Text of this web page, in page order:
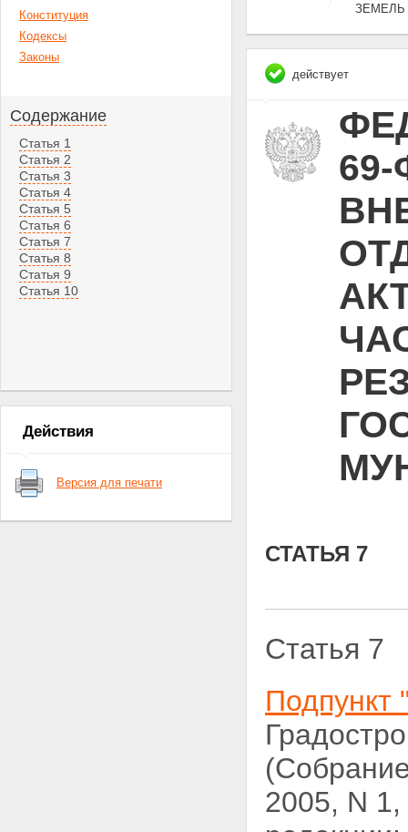
Конституция
Кодексы
Законы
Содержание
Статья 1
Статья 2
Статья 3
Статья 4
Статья 5
Статья 6
Статья 7
Статья 8
Статья 9
Статья 10
Действия
Версия для печати
ЗЕМЕЛЬ
действует
69-
СТАТЬЯ 7
Статья 7
Подпункт
2005, N